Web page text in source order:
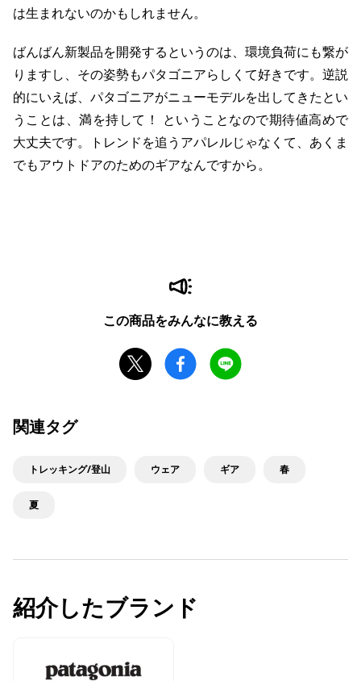
は生まれないのかもしれません。
ばんばん新製品を開発するというのは、環境負荷にも繋が
りますし、その姿勢もパタゴニアらしくて好きです。逆説
的にいえば、パタゴニアがニューモデルを出してきたとい
うことは、満を持して！ ということなので期待値高めで
大丈夫です。トレンドを追うアパレルじゃなくて、あくま
でもアウトドアのためのギアなんですから。
この商品をみんなに教える
関連タグ
トレッキング/登山 ウェア ギア 春
夏
紹介したブランド